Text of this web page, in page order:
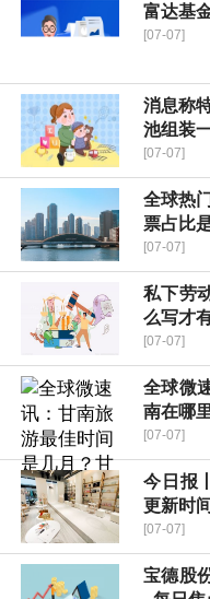
富达基
[07-07]
消息称
池组装
[07-07]
全球热
票占比
[07-07]
私下劳
么写才
[07-07]
全球微
南在哪
[07-07]
今日报
更新时
[07-07]
宝德股